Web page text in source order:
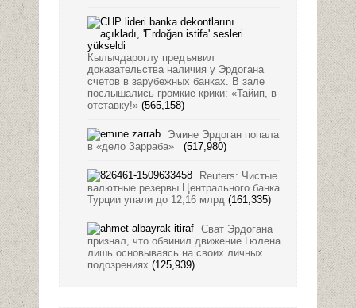
Кылычдароглу предъявил
доказательства наличия у Эрдогана
счетов в зарубежных банках. В зале
послышались громкие крики: «Тайип, в
отставку!» (565,158)
Эмине Эрдоган попала
в «дело Зарраба»
(517,980)
Reuters: Чистые
валютные резервы Центрального банка
Турции упали до 12,16 млрд (161,335)
Сват Эрдогана
признал, что обвинил движение Гюлена
лишь основываясь на своих личных
подозрениях (125,939)